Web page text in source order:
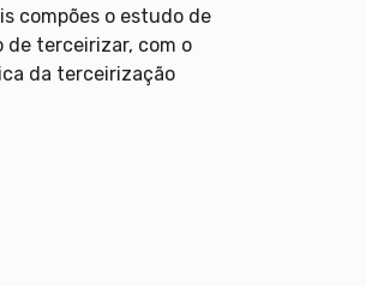
compões o estudo de
de terceirizar, com o
da terceirização